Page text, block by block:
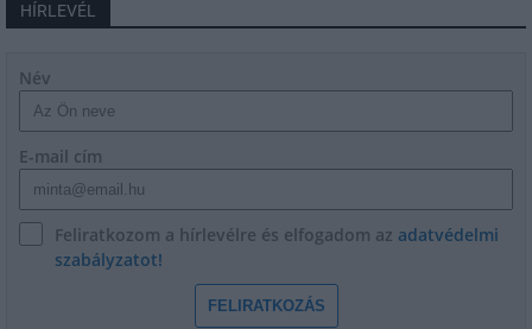
HÍRLEVÉL
Név
E-mail cím
Feliratkozom a hírlevélre és elfogadom az adatvédelmi
szabályzatot!
FELIRATKOZÁS